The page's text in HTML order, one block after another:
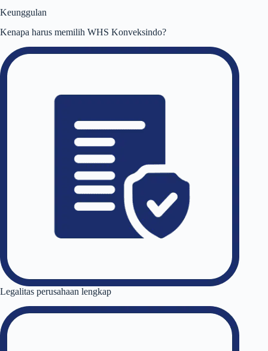
Keunggulan
Kenapa harus memilih WHS Konveksindo?
Legalitas perusahaan lengkap